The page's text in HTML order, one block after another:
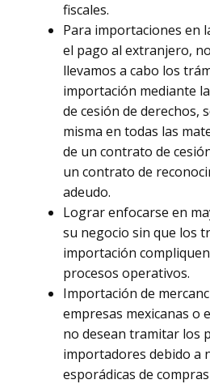
fiscales.
Para importaciones en
el pago al extranjero,
llevamos a cabo los
importación mediante
de cesión de derechos,
misma en todas las
de un contrato de
un contrato de
adeudo.
Lograr enfocarse en
su negocio sin que los
importación
procesos operativos.
Importación de
empresas mexicanas o
no desean tramitar los
importadores debido a
esporádicas de